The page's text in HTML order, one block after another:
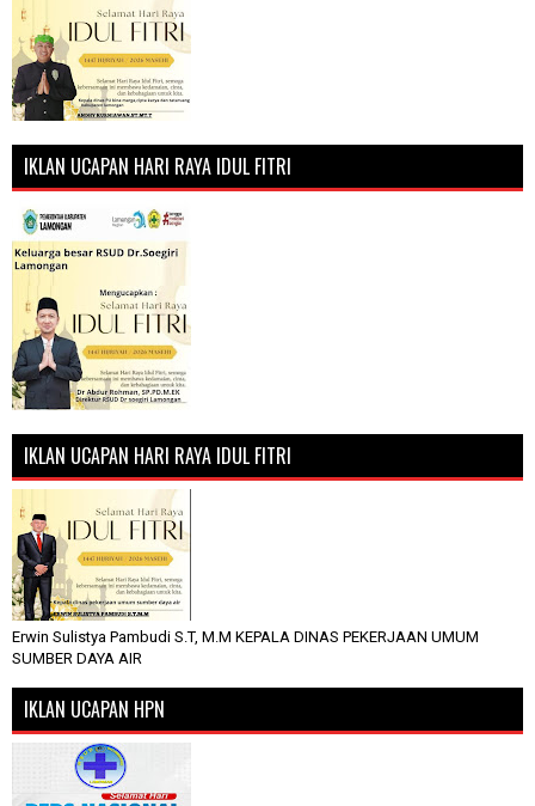
IKLAN UCAPAN HARI RAYA IDUL FITRI
IKLAN UCAPAN HARI RAYA IDUL FITRI
Erwin Sulistya Pambudi S.T, M.M KEPALA DINAS PEKERJAAN UMUM
SUMBER DAYA AIR
IKLAN UCAPAN HPN